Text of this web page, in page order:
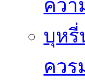
ควา
บุหรี่
ควร